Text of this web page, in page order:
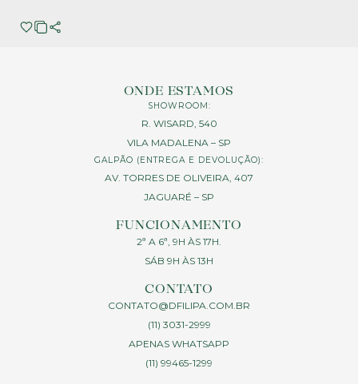
ONDE ESTAMOS
SHOWROOM:
R. WISARD, 540
VILA MADALENA – SP
GALPÃO (ENTREGA E DEVOLUÇÃO):
AV. TORRES DE OLIVEIRA, 407
JAGUARÉ – SP
FUNCIONAMENTO
2ª A 6ª, 9H ÀS 17H.
SÁB 9H ÀS 13H
CONTATO
CONTATO@DFILIPA.COM.BR
(11) 3031-2999
APENAS WHATSAPP
(11) 99465-1299